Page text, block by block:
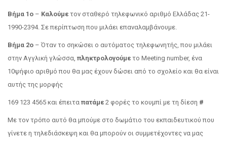
Βήμα 1ο – Καλούμε τον σταθερό τηλεφωνικό αριθμό Ελλάδας 21-
1990-2394. Σε περίπτωση που μιλάει επαναλαμβάνουμε.
Βήμα 2ο – Όταν το σηκώσει ο αυτόματος τηλεφωνητής, που μιλάει
στην Αγγλική γλώσσα, πληκτρολογούμε το Meeting number, ένα
10ψήφιο αριθμό που θα μας έχουν δώσει από το σχολείο και θα είναι
αυτής της μορφής
169 123 4565 και έπειτα πατάμε 2 φορές το κουμπί με τη δίεση #
Με τον τρόπο αυτό θα μπούμε στο δωμάτιο του εκπαιδευτικού που
γίνετε η τηλεδιάσκεψη και θα μπορούν οι συμμετέχοντες να μας